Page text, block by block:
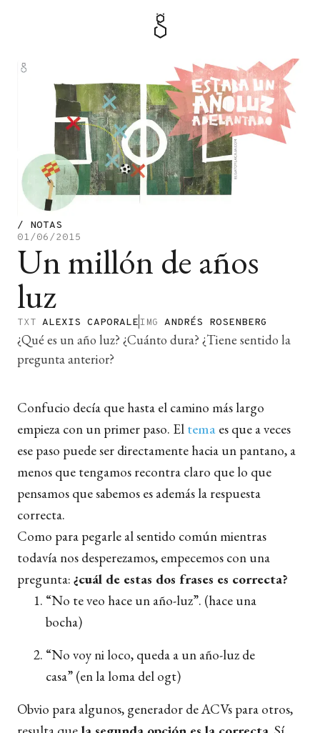
/ NOTAS
01/06/2015
Un millón de años
luz
TXT ALEXIS CAPORALEIMG ANDRÉS ROSENBERG
¿Qué es un año luz? ¿Cuánto dura? ¿Tiene sentido la
pregunta anterior?
Confucio decía que hasta el camino más largo
empieza con un primer paso. El tema es que a veces
ese paso puede ser directamente hacia un pantano, a
menos que tengamos recontra claro que lo que
pensamos que sabemos es además la respuesta
correcta.
Como para pegarle al sentido común mientras
todavía nos desperezamos, empecemos con una
pregunta: ¿cuál de estas dos frases es correcta?
“No te veo hace un año-luz”. (hace una
bocha)
“No voy ni loco, queda a un año-luz de
casa” (en la loma del ogt)
Obvio para algunos, generador de ACVs para otros,